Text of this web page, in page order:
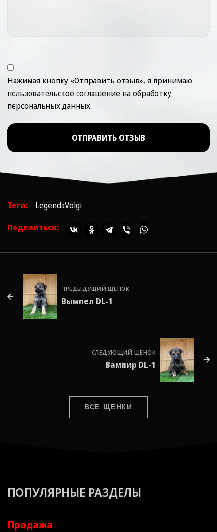
Нажимая кнопку «Отправить отзыв», я принимаю
пользовательское соглашение на обработку
персональных данных.
ОТПРАВИТЬ ОТЗЫВ
Теги: LegendaVolgi
Поделиться:
ПРЕДЫДУЩИЙ ЩЕНОК
Вымпел DL-1
СЛЕДУЮЩИЙ ЩЕНОК
Вампир DL-1
ВСЕ ЩЕНКИ
ПОПУЛЯРНЫЕ РАЗДЕЛЫ
Продажа